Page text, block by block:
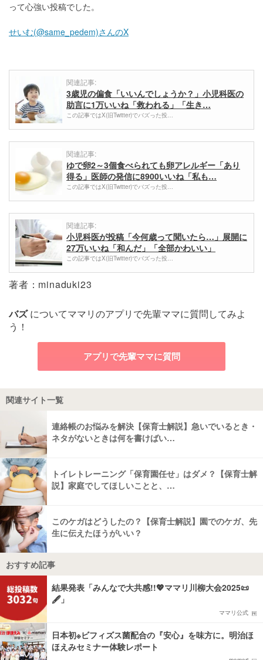
って心強い投稿でした。
せいむ(@same_pedem)さんのX
関連記事:
3歳児の偏食「いいんでしょうか？」小児科医の
助言に1万いいね「救われる」「生き…
この記事ではX(旧Twitter)でバズった投…
関連記事:
ゆで卵2～3個食べられても卵アレルギー「あり
得る」医師の発信に8900いいね「私も…
この記事ではX(旧Twitter)でバズった投…
関連記事:
小児科医が投稿「今何歳って聞いたら…」展開に
27万いいね「和んだ」「全部かわいい」
この記事ではX(旧Twitter)でバズった投…
著者：minaduki23
バズについてママリのアプリで先輩ママに質問してみよ
う！
アプリで先輩ママに質問
関連サイト一覧
連絡帳のお悩みを解決【保育士解説】急いでいるとき・
ネタがないときは何を書けばい…
トイレトレーニング「保育園任せ」はダメ？【保育士解
説】家庭でしてほしいことと、…
このケガはどうしたの？【保育士解説】園でのケガ、先
生に伝えたほうがいい？
おすすめ記事
結果発表「みんなで大共感!!💖ママリ川柳大会2025📜
🖋️」
ママリ公式
日本初※ビフィズス菌配合の『安心』を味方に。明治ほ
ほえみセミナー体験レポート